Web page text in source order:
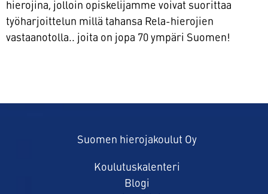
hierojina, jolloin opiskelijamme voivat suorittaa
työharjoittelun millä tahansa Rela-hierojien
vastaanotolla.. joita on jopa 70 ympäri Suomen!
Suomen hierojakoulut Oy
Koulutuskalenteri
Blogi